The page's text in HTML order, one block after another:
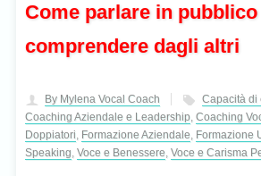
Come parlare in
comprendere dagli altri
By Mylena Vocal Coach Capacità di
Coaching Aziendale e Leadership, Coaching
Doppiatori, Formazione Aziendale, Formazione
Speaking, Voce e Benessere, Voce e Carisma